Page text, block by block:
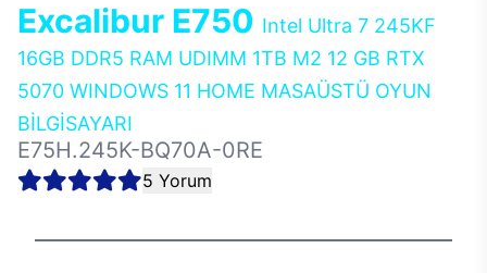
Excalibur E750 Intel Ultra 7 245KF
16GB DDR5 RAM UDIMM 1TB M2 12 GB RTX
5070 WINDOWS 11 HOME MASAÜSTÜ OYUN
BİLGİSAYARI
E75H.245K-BQ70A-0RE
5 Yorum